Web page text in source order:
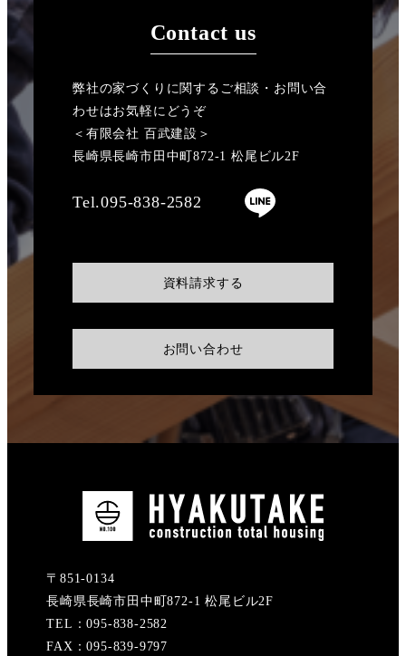
Contact us
弊社の家づくりに関するご相談・お問い合
わせはお気軽にどうぞ
＜有限会社 百武建設＞
長崎県長崎市田中町872-1 松尾ビル2F
Tel.095-838-2582
資料請求する
お問い合わせ
〒851-0134
長崎県長崎市田中町872-1 松尾ビル2F
TEL：095-838-2582
FAX：095-839-9797